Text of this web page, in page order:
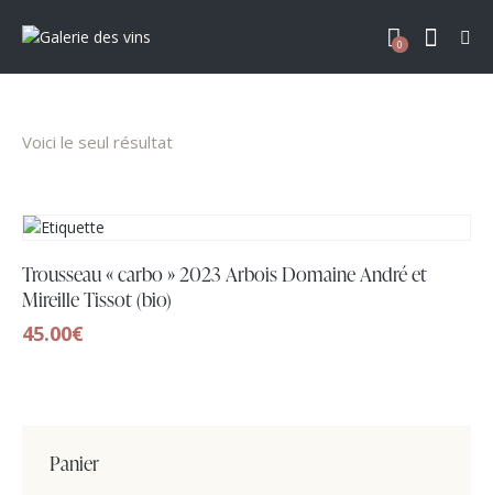
0
Voici le seul résultat
Trousseau « carbo » 2023 Arbois Domaine André et
Mireille Tissot (bio)
45.00€
Panier